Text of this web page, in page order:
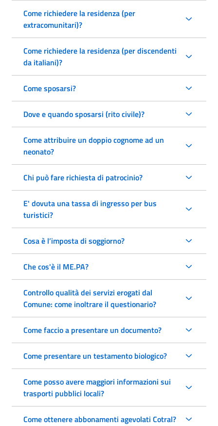
Come richiedere la residenza (per
extracomunitari)?
Come richiedere la residenza (per discendenti
da italiani)?
Come sposarsi?
Dove e quando sposarsi (rito civile)?
Come attribuire un doppio cognome ad un
neonato?
Chi può fare richiesta di patrocinio?
E' dovuta una tassa di ingresso per bus
turistici?
Cosa è l’imposta di soggiorno?
Che cos'è il ME.PA?
Controllo qualità dei servizi erogati dal
Comune: come inoltrare il questionario?
Come faccio a presentare un documento?
Come presentare un testamento biologico?
Come posso avere maggiori informazioni sui
trasporti pubblici locali?
Come ottenere abbonamenti agevolati Cotral?